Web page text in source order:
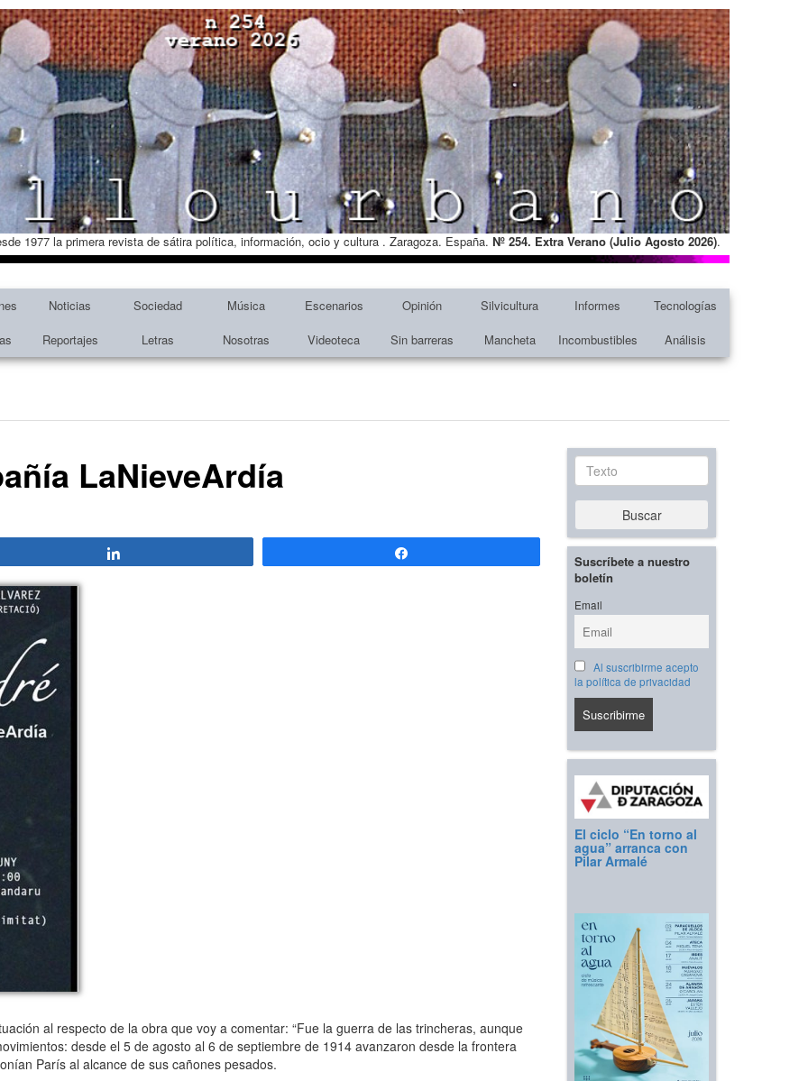
1977 la primera revista de sátira política, información, ocio y cultura . Zaragoza. España. Nº 254. Extra Verano (Julio Agosto 2026).
Noticias Sociedad Música Escenarios Opinión Silvicultura Informes
Tecnologías
Reportajes Letras Nosotras Videoteca Sin barreras Mancheta Incombustibles Análisis
LaNieveArdía
al respecto de la obra que voy a comentar: “Fue la guerra de las trincheras, aunque
desde el 5 de agosto al 6 de septiembre de 1914 avanzaron desde la frontera
París al alcance de sus cañones pesados.
Texto
Buscar
Suscríbete a nuestro
boletín
Email
Al suscribirme acepto
la política de privacidad
El ciclo “En torno al
agua” arranca con
Pilar Armalé